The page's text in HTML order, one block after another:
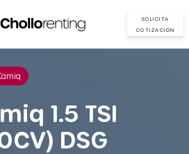
SOLICITA
COTIZACIÓN
1.5 TSI
DSG